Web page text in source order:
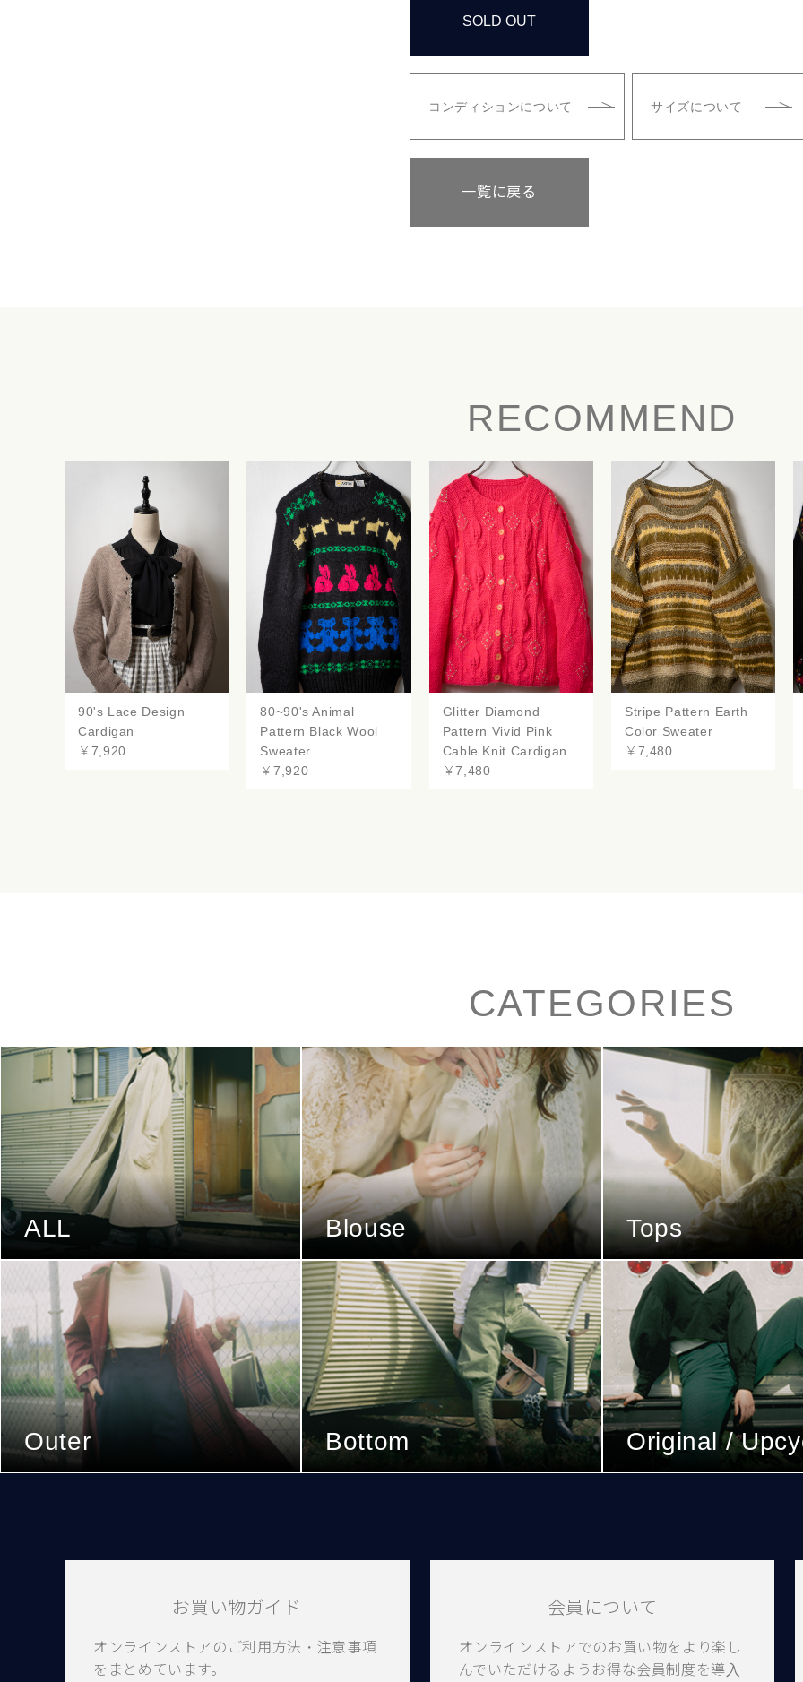
SOLD OUT
コンディションについて サイズについて
一覧に戻る
RECOMMEND
90's Lace Design
Cardigan
￥7,920
80~90's Animal
Pattern Black Wool
Sweater
￥7,920
Glitter Diamond
Pattern Vivid Pink
Cable Knit Cardigan
￥7,480
Stripe Pattern Earth
Color Sweater
￥7,480
CATEGORIES
ALL Blouse Tops
Outer Bottom Original /
お買い物ガイド
オンラインストアのご利用方法・注意事項
をまとめています。
会員について
オンラインストアでのお買い物をより楽し
んでいただけるようお得な会員制度を導入